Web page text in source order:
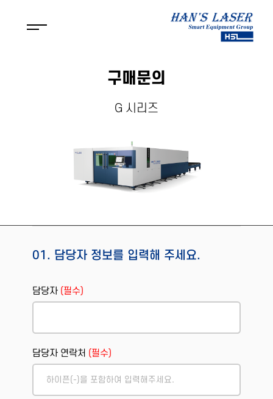
구매문의
G 시리즈
01. 담당자 정보를 입력해 주세요.
담당자 (필수)
담당자 연락처 (필수)